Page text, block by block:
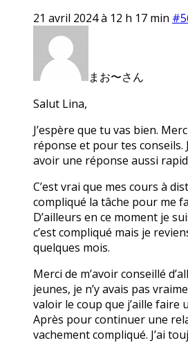
21 avril 2024 à 12 h 17 min
まお〜さん
Salut Lina,
J’espère que tu vas bien.
réponse et pour tes conseils.
avoir une réponse aussi
C’est vrai que mes cours à
compliqué la tâche pour me
D’ailleurs en ce moment je
c’est compliqué mais je
quelques mois.
Merci de m’avoir conseillé
jeunes, je n’y avais pas
valoir le coup que j’aille faire
Après pour continuer une
vachement compliqué. J’ai